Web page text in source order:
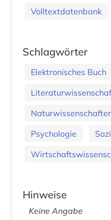
Volltextdatenbank
Schlagwörter
Elektronisches Buch
Psychologie
Hinweise
Keine Angabe